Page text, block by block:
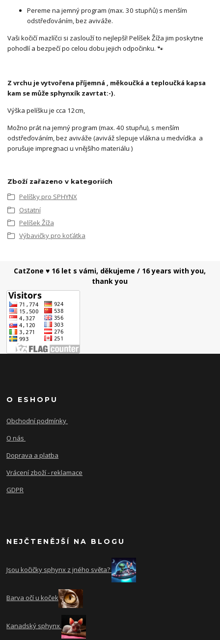
Pereme na jemný program (max. 30 stupňů) s menším
odstřeďováním, bez aviváže.
Vaši kočičí mazlíčci si zaslouží to nejlepší! Pelíšek Žíža jim poskytne
pohodlí a bezpečí po celou dobu jejich odpočinku. 🐾
Z vrchu je vytvořena příjemná , měkoučká a teploučká kapsa
kam se může sphynxík zavrtat:-).
Výška pelíšku je cca 12cm,
Možno prát na jemný program (max. 40 stupňu), s menším
odstřeďováním, bez aviváže (aviváž slepuje vlákna u medvídka a
porušuje impregnaci u vnějšího materiálu )
Zboží zařazeno v kategoriích
Pelíšky pro SPHYNX
Ostatní
Pelíšek Žíža
Výbavičky pro koťátka
CatZone ♥ 16 let s vámi, děkujeme / 16 years with you,
thank you
O ESHOPU
Obchodní podmínky
O nás
Doprava a platba
Vrácení zboží - reklamace
GDPR
NEJČTENĚJŠÍ NA BLOGU
Jsou kočičky sphynx z jného světa?
Barva očí u koček
Kanadský sphynx